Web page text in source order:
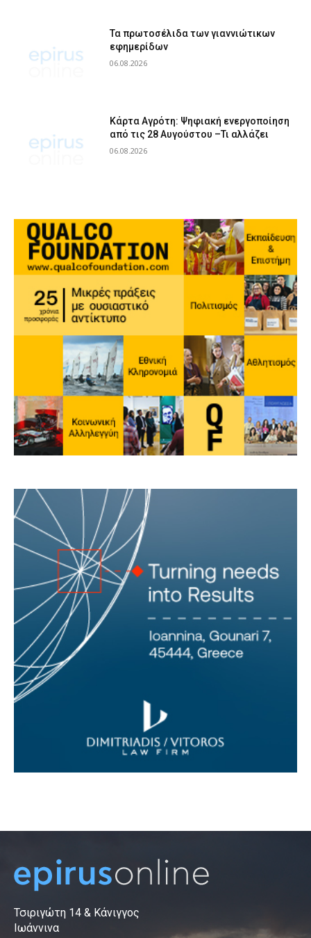
Τα πρωτοσέλιδα των γιαννιώτικων
εφημερίδων
06.08.2026
Κάρτα Αγρότη: Ψηφιακή ενεργοποίηση
από τις 28 Αυγούστου –Τι αλλάζει
06.08.2026
Τσιριγώτη 14 & Κάνιγγος
Ιωάννινα